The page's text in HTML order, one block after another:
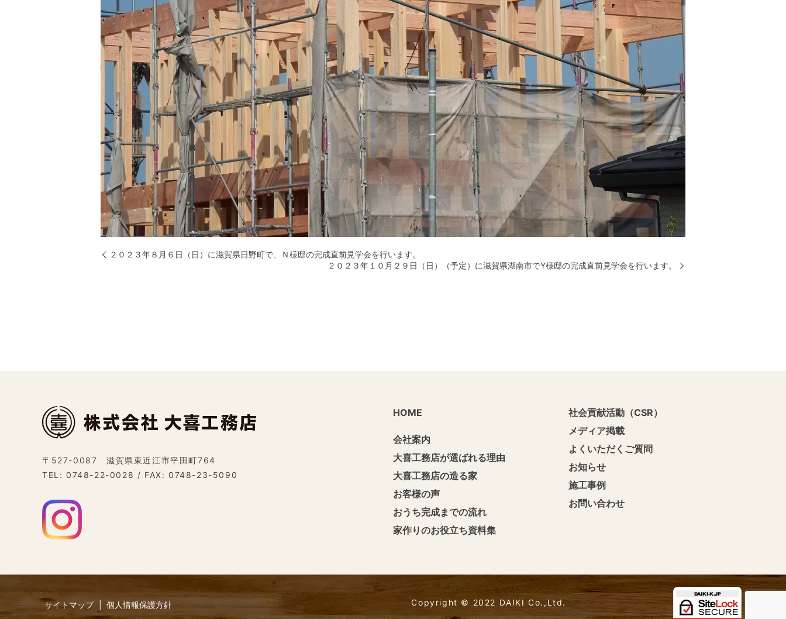
２０２３年８月６日（日）に滋賀県日野町で、Ｎ様邸の完成直前見学会を行います。
２０２３年１０月２９日（日）（予定）に滋賀県湖南市でY様邸の完成直前見学会を行います。
〒527-0087 滋賀県東近江市平田町764
TEL: 0748-22-0028 / FAX: 0748-23-5090
HOME
会社案内
大喜工務店が選ばれる理由
大喜工務店の造る家
お客様の声
おうち完成までの流れ
家作りのお役立ち資料集
社会貢献活動（CSR）
メディア掲載
よくいただくご質問
お知らせ
施工事例
お問い合わせ
サイトマップ 個人情報保護方針 Copyright © 2022 DAIKI Co.,Ltd.